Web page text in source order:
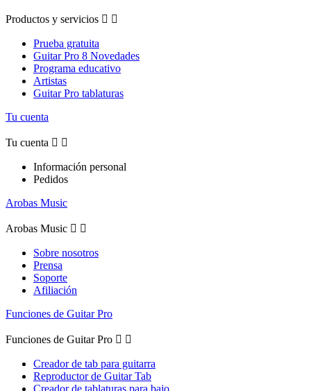
Productos y servicios  
Prueba gratuita
Guitar Pro 8 Novedades
Programa educativo
Artistas
Guitar Pro tablaturas
Tu cuenta
Tu cuenta  
Información personal
Pedidos
Arobas Music
Arobas Music  
Sobre nosotros
Prensa
Soporte
Afiliación
Funciones de Guitar Pro
Funciones de Guitar Pro  
Creador de tab para guitarra
Reproductor de Guitar Tab
Creador de tablaturas para bajo